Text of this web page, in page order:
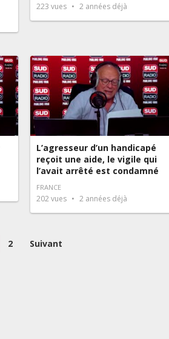
223 vues 2 années déjà
L’agresseur d’un handicapé
reçoit une aide, le vigile qui
l’avait arrêté est condamné
FRANCE
202vues 2 années déjà
2 Suivant